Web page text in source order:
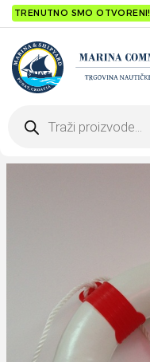
TRENUTNO SMO OTVORENI!
search